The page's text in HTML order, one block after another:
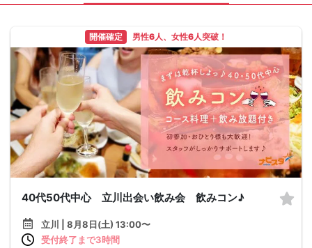
開催確定 男性6人、女性6人突破！
40代50代中心 立川出会い飲み会 飲みコン♪
立川 | 8月8日(土) 13:00〜
受付終了まで3時間